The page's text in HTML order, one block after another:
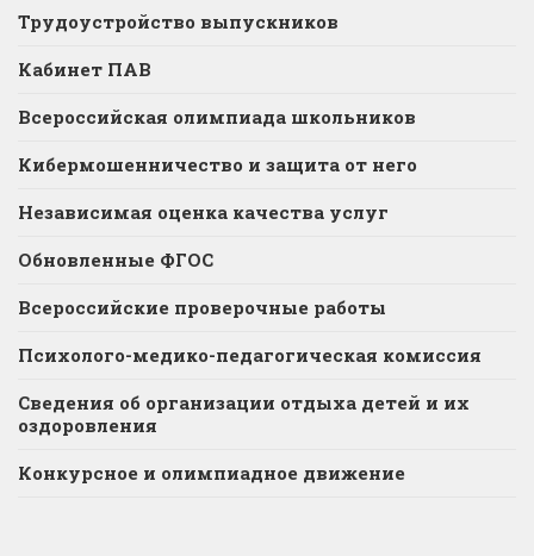
Трудоустройство выпускников
Кабинет ПАВ
Всероссийская олимпиада школьников
Кибермошенничество и защита от него
Независимая оценка качества услуг
Обновленные ФГОС
Всероссийские проверочные работы
Психолого-медико-педагогическая комиссия
Сведения об организации отдыха детей и их
оздоровления
Конкурсное и олимпиадное движение